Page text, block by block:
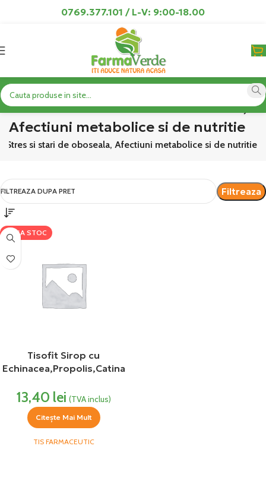
0769.377.101 / L-V: 9:00-18.00
Produse Stres si stari de oboseala,
Afectiuni metabolice si de nutritie
Stres si stari de oboseala, Afectiuni metabolice si de nutritie
FILTREAZA DUPA PRET Filtreaza
LIPSA STOC
Tisofit Sirop cu
Echinacea,Propolis,Catina
13,40 lei (TVA inclus)
Citește Mai Mult
TIS FARMACEUTIC